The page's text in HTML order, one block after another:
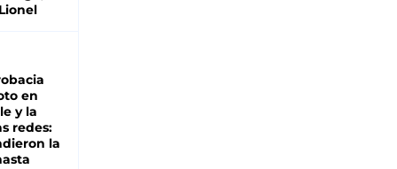
en
y la
redes:
la